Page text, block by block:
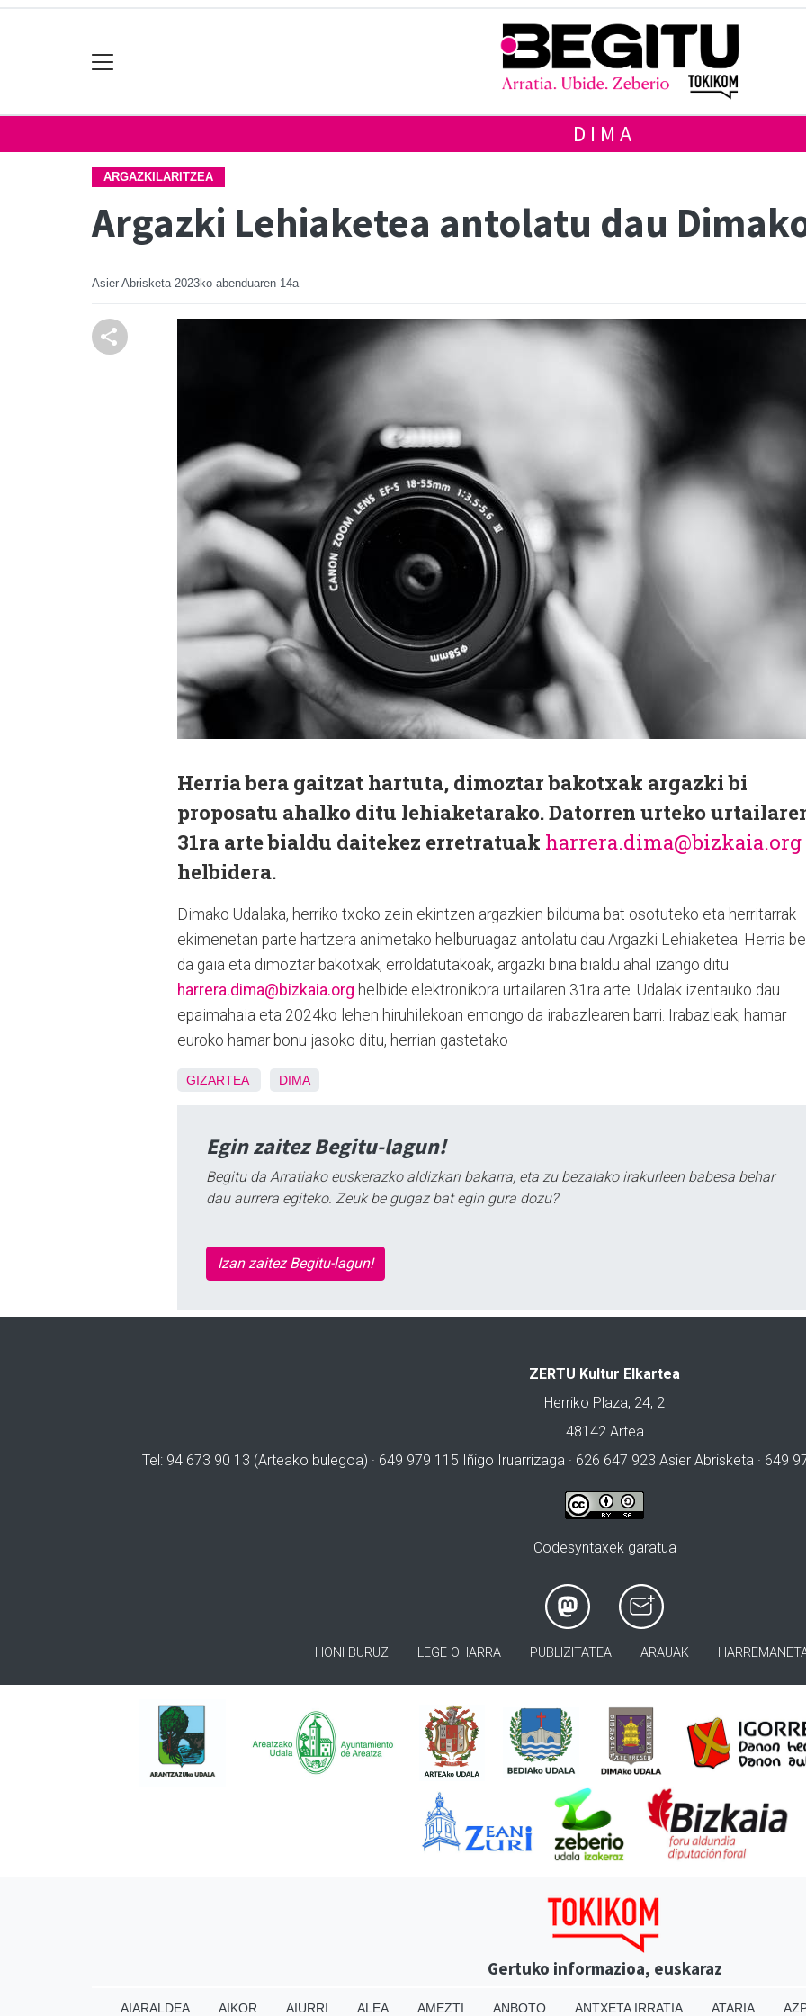
DIMA
ARGAZKILARITZEA
Argazki Lehiaketea antolatu dau
Asier Abrisketa 2023ko abenduaren 14a
Herria bera gaitzat hartuta, dimoztar bakotxak argazki bi
proposatu ahalko ditu lehiaketarako. Datorren urteko
31ra arte bialdu daitekez erretratuak harrera.dima@bizkaia.org
helbidera.
Dimako Udalaka, herriko txoko zein ekintzen argazkien bilduma bat osotuteko eta herritarrak
ekimenetan parte hartzera animetako helburuagaz antolatu dau Argazki Lehiaketea. Herria
da gaia eta dimoztar bakotxak, erroldatutakoak, argazki bina bialdu ahal izango ditu
harrera.dima@bizkaia.org helbide elektronikora urtailaren 31ra arte. Udalak izentauko dau
epaimahaia eta 2024ko lehen hiruhilekoan emongo da irabazlearen barri. Irabazleak, hamar
euroko hamar bonu jasoko ditu, herrian gastetako
GIZARTEA DIMA
Egin zaitez Begitu-lagun!
Begitu da Arratiako euskerazko aldizkari bakarra, eta zu bezalako irakurleen babesa behar
dau aurrera egiteko. Zeuk be gugaz bat egin gura dozu?
Izan zaitez Begitu-lagun!
ZERTU Kultur Elkartea
Herriko Plaza, 24, 2
48142 Artea
Tel: 94 673 90 13 (Arteako bulegoa) · 649 979 115 Iñigo Iruarrizaga · 626 647 923 Asier Abrisketa · 649
Codesyntaxek garatua
HONI BURUZ LEGE OHARRA PUBLIZITATEA ARAUAK
Gertuko informazioa, euskaraz
AIARALDEA AIKOR AIURRI ALEA AMEZTI ANBOTO ANTXETA IRRATIA ATARIA